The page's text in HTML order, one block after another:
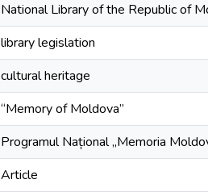
National Library of the Republic of
library legislation
cultural heritage
“Memory of Moldova”
Programul Național „Memoria
Article